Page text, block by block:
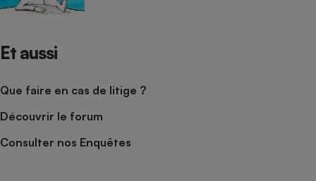
Et aussi
Que faire en cas de litige ?
Découvrir le forum
Consulter nos Enquêtes